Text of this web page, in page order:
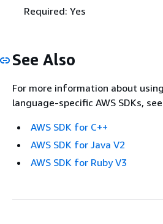
Required: Yes
See Also
For more information about
language-specific AWS SDKs,
AWS SDK for C++
AWS SDK for Java V2
AWS SDK for Ruby V3